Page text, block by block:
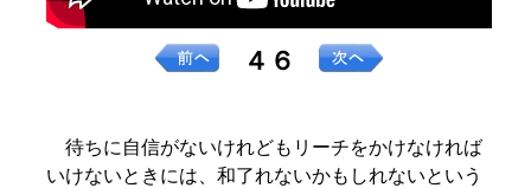
４６
待ちに自信がないけれどもリーチをかけなければ
いけないときには、和了れないかもしれないという